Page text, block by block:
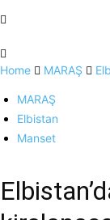
Home MARAŞ
MARAŞ
Elbistan
Manset